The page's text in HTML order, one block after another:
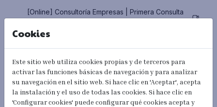
Cookies
Este sitio web utiliza cookies propias y de terceros para
activar las funciones básicas de navegación y para analizar
su navegación en el sitio web. Si hace clic en 'Aceptar', acepta
la instalación y el uso de todas las cookies. Si hace clic en
'Configurar cookies' puede configurar qué cookies acepta y